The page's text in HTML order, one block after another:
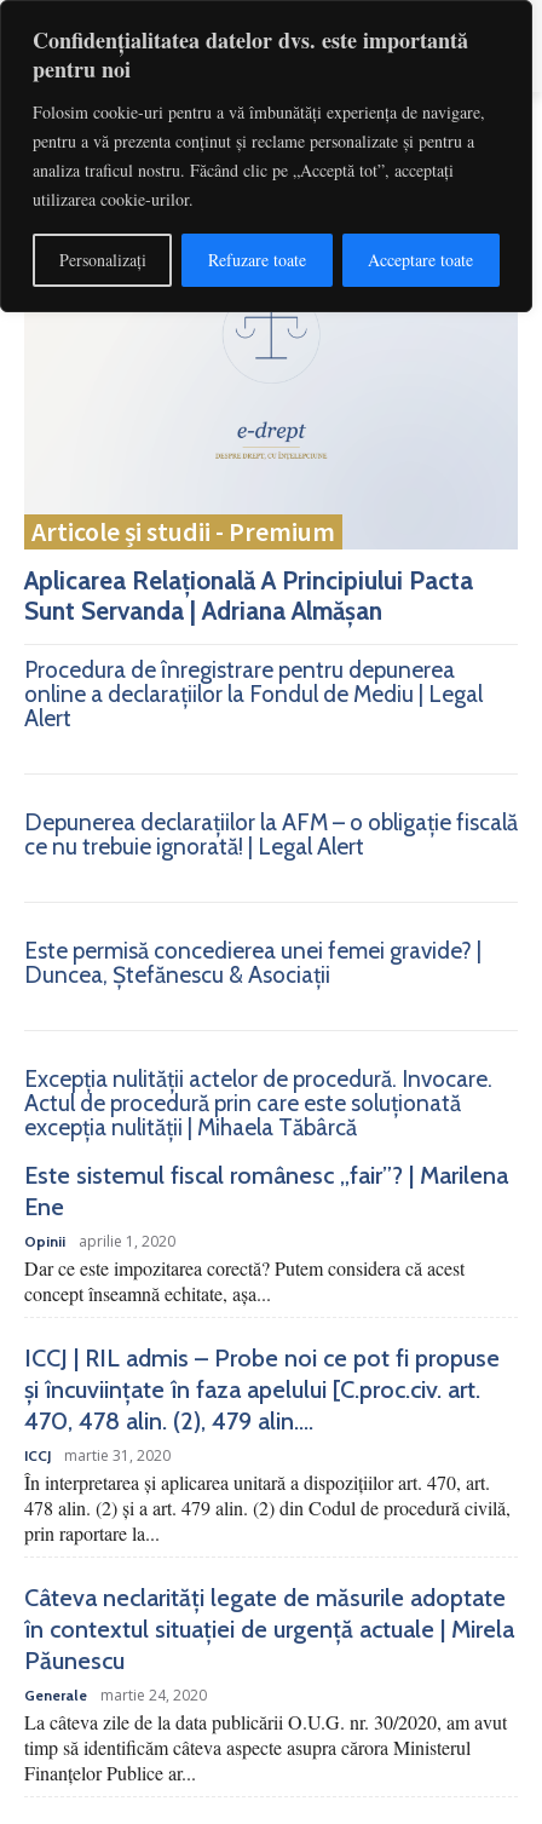
Confidențialitatea datelor dvs. este importantă
pentru noi
Folosim cookie-uri pentru a vă îmbunătăți experiența de navigare,
pentru a vă prezenta conținut și reclame personalizate și pentru a
analiza traficul nostru. Făcând clic pe „Acceptă tot”, acceptați
utilizarea cookie-urilor.
Personalizați Refuzare toate Acceptare toate
cuvinte-cheie, titlu articol, autor Caută
Articole și studii - Premium
Aplicarea Relațională A Principiului Pacta
Sunt Servanda | Adriana Almășan
Procedura de înregistrare pentru depunerea
online a declarațiilor la Fondul de Mediu | Legal
Alert
Depunerea declarațiilor la AFM – o obligație fiscală
ce nu trebuie ignorată! | Legal Alert
Este permisă concedierea unei femei gravide? |
Duncea, Ștefănescu & Asociații
Excepția nulității actelor de procedură. Invocare.
Actul de procedură prin care este soluționată
excepția nulității | Mihaela Tăbârcă
Este sistemul fiscal românesc „fair”? | Marilena
Ene
Opinii aprilie 1, 2020
Dar ce este impozitarea corectă? Putem considera că acest
concept înseamnă echitate, așa...
ICCJ | RIL admis – Probe noi ce pot fi propuse
și încuviințate în faza apelului [C.proc.civ. art.
470, 478 alin. (2), 479 alin....
ICCJ martie 31, 2020
În interpretarea şi aplicarea unitară a dispoziţiilor art. 470, art.
478 alin. (2) şi a art. 479 alin. (2) din Codul de procedură civilă,
prin raportare la...
Câteva neclarități legate de măsurile adoptate
în contextul situației de urgență actuale | Mirela
Păunescu
Generale martie 24, 2020
La câteva zile de la data publicării O.U.G. nr. 30/2020, am avut
timp să identificăm câteva aspecte asupra cărora Ministerul
Finanțelor Publice ar...